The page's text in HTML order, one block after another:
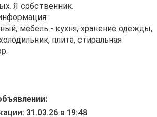
Я собственник.
мебель - кухня, хранение одежды,
плита, стиральная
31.03.26 в 19:48